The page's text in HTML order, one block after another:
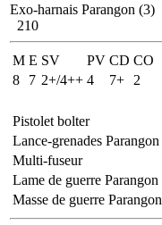
Exo-harnais Parangon (3)
210
M E SV PV CD CO
8
7 2+/4++ 4 7+
2
Pistolet bolter
Lance-grenades Parangon
Multi-fuseur
Lame de guerre Parangon
Masse de guerre Parangon